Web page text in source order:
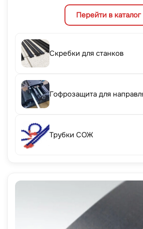
Перейти в каталог
Скребки для станков
Гофрозащита для
Трубки СОЖ